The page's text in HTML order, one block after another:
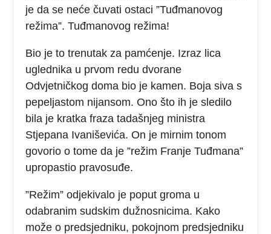
je da se neće čuvati ostaci ”Tuđmanovog
režima”. Tuđmanovog režima!
Bio je to trenutak za pamćenje. Izraz lica
uglednika u prvom redu dvorane
Odvjetničkog doma bio je kamen. Boja siva s
pepeljastom nijansom. Ono što ih je sledilo
bila je kratka fraza tadašnjeg ministra
Stjepana Ivaniševića. On je mirnim tonom
govorio o tome da je ”režim Franje Tuđmana”
upropastio pravosuđe.
”Režim” odjekivalo je poput groma u
odabranim sudskim dužnosnicima. Kako
može o predsjedniku, pokojnom predsjedniku